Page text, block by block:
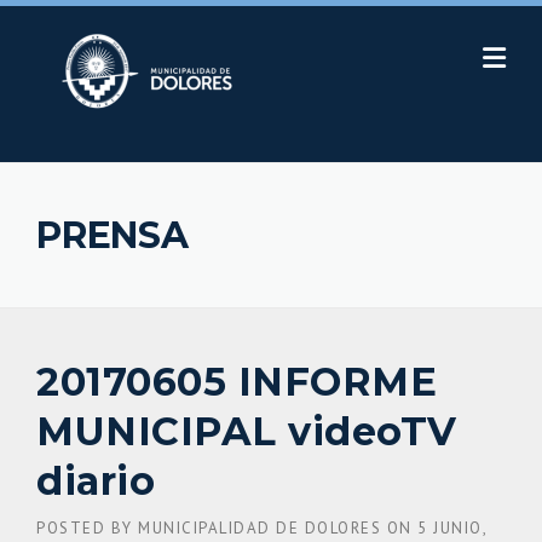
Skip
PRENSA
20170605 INFORME
MUNICIPAL videoTV
diario
POSTED BY MUNICIPALIDAD DE DOLORES ON 5 JUNIO,